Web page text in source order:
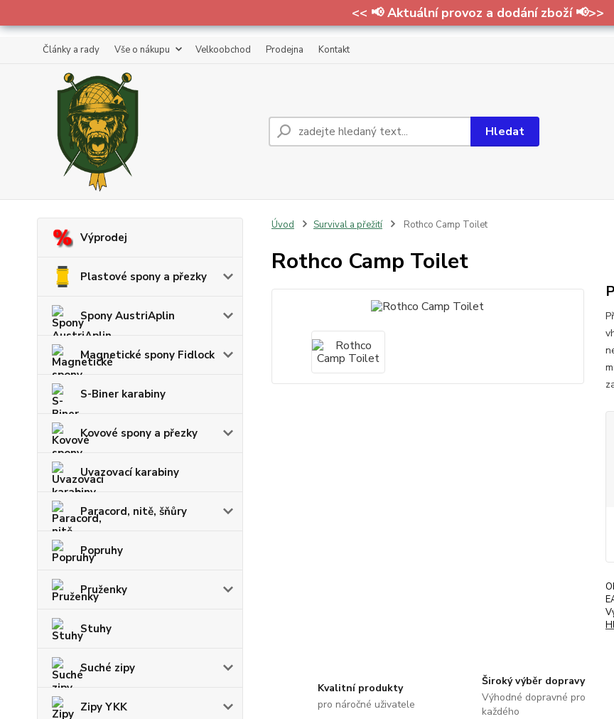
<< 📢 Aktuální provoz a dodání zboží 📢>>
Články a rady Vše o nákupu Velkoobchod Prodejna Kontakt
Hledat
Výprodej
Plastové spony a přezky
Spony AustriAplin
Magnetické spony Fidlock
S-Biner karabiny
Kovové spony a přezky
Uvazovací karabiny
Paracord, nitě, šňůry
Popruhy
Pruženky
Stuhy
Suché zipy
Zipy YKK
Úvod Survival a přežití Rothco Camp Toilet
Rothco Camp Toilet
Kvalitní produkty
pro náročné uživatele
Široký výběr dopravy
Výhodné dopravné pro
každého